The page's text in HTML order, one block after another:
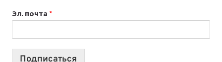
2026:
10
Эл. почта *
Подписаться